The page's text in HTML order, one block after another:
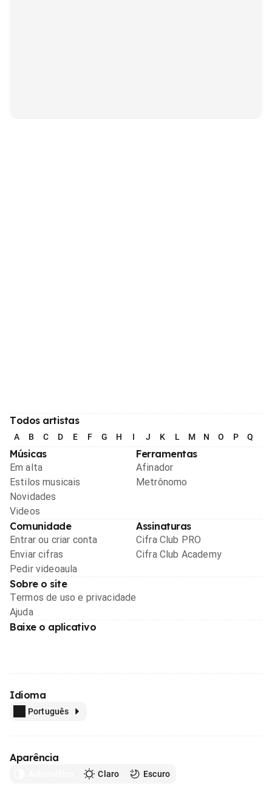
Todos artistas
A B C D E F G H I J K L M N O P Q
Músicas
Em alta
Estilos musicais
Novidades
Videos
Ferramentas
Afinador
Metrônomo
Comunidade
Entrar ou criar conta
Enviar cifras
Pedir videoaula
Assinaturas
Cifra Club PRO
Cifra Club Academy
Sobre o site
Termos de uso e privacidade
Ajuda
Baixe o aplicativo
Idioma
Português
Aparência
Claro Escuro